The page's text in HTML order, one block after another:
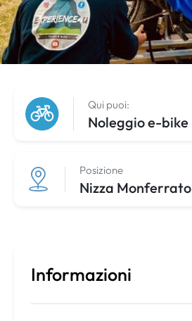
Qui puoi:
Noleggio e-bike
Posizione
Nizza Monferrato
Informazioni